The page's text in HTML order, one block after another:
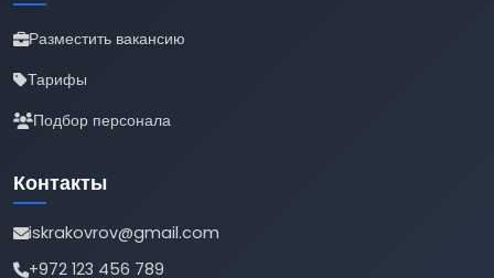
Разместить вакансию
Тарифы
Подбор персонала
Контакты
iskrakovrov@gmail.com
+972 123 456 789